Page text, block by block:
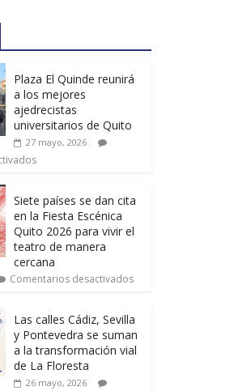
Plaza El Quinde reunirá
a los mejores
ajedrecistas
universitarios de Quito
27 mayo, 2026
Siete países se dan cita
en la Fiesta Escénica
Quito 2026 para vivir el
teatro de manera
cercana
Comentarios desactivados
Las calles Cádiz, Sevilla
y Pontevedra se suman
a la transformación vial
de La Floresta
26 mayo, 2026